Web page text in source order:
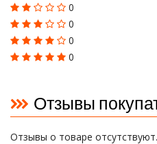
0
0
0
0
Отзывы
Отзывы о товаре